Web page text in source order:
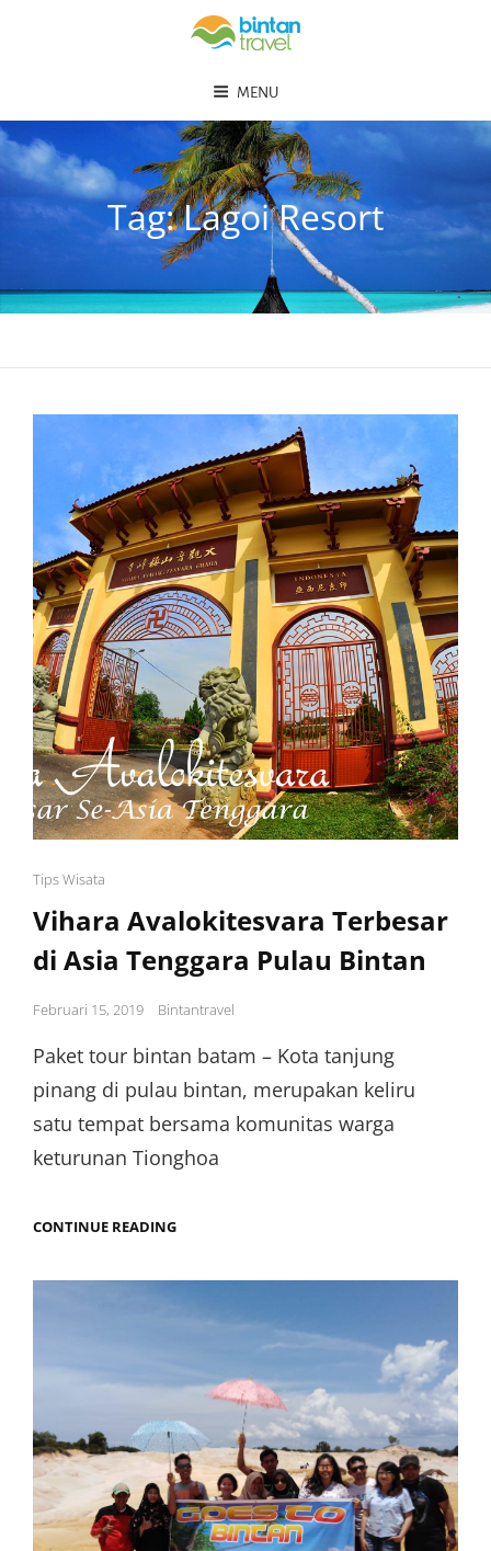
MENU
Tag:Lagoi Resort
Cat
Links
Tips Wisata
Vihara Avalokitesvara Terbesar
di Asia Tenggara Pulau Bintan
Posted
Februari 15, 2019 Bintantravel
Paket tour bintan batam – Kota tanjung
pinang di pulau bintan, merupakan keliru
satu tempat bersama komunitas warga
keturunan Tionghoa
CONTINUE READINGVIHARA
DI
TENGGARA